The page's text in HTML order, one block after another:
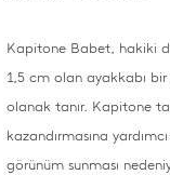
Kapitone Babet, hakiki
1,5 cm olan ayakkabı
olanak tanır. Kapitone
kazandırmasına
görünüm sunması